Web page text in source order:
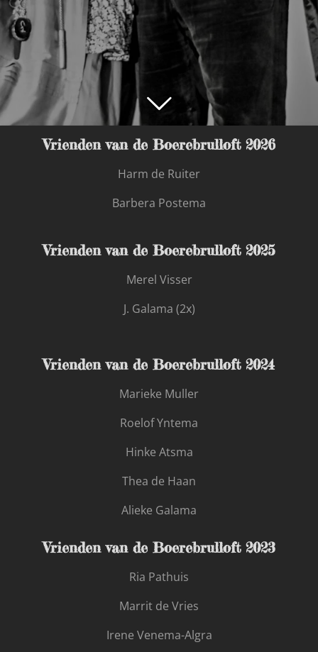
Vrienden van de Boerebrulloft 2026
Harm de Ruiter
Barbera Postema
Vrienden van de Boerebrulloft 2025
Merel Visser
J. Galama (2x)
Vrienden van de Boerebrulloft 2024
Marieke Muller
Roelof Yntema
Hinke Atsma
Thea de Haan
Alieke Galama
Vrienden van de Boerebrulloft 2023
Ria Pathuis
Marrit de Vries
Irene Venema-Algra